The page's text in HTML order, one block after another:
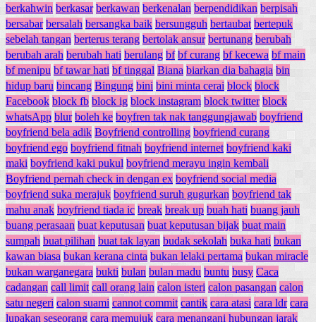
berkahwin berkasar berkawan berkenalan berpendidikan berpisah
bersabar bersalah bersangka baik bersungguh bertaubat bertepuk
sebelah tangan berterus terang bertolak ansur bertunang berubah
berubah arah berubah hati berulang bf bf curang bf kecewa bf main
bf menipu bf tawar hati bf tinggal Biana biarkan dia bahagia bin
hidup baru bincang Bingung bini bini minta cerai block block
Facebook block fb block ig block instagram block twitter block
whatsApp blur boleh ke boyfren tak nak tanggungjawab boyfriend
boyfriend bela adik Boyfriend controlling boyfriend curang
boyfriend ego boyfriend fitnah boyfriend internet boyfriend kaki
maki boyfriend kaki pukul boyfriend merayu ingin kembali
Boyfriend pernah check in dengan ex boyfriend social media
boyfriend suka merajuk boyfriend suruh gugurkan boyfriend tak
mahu anak boyfriend tiada ic break break up buah hati buang jauh
buang perasaan buat keputusan buat keputusan bijak buat main
sumpah buat pilihan buat tak layan budak sekolah buka hati bukan
kawan biasa bukan kerana cinta bukan lelaki pertama bukan miracle
bukan warganegara bukti bulan bulan madu buntu busy Caca
cadangan call limit call orang lain calon isteri calon pasangan calon
satu negeri calon suami cannot commit cantik cara atasi cara ldr cara
lupakan seseorang cara memujuk cara menangani hubungan jarak